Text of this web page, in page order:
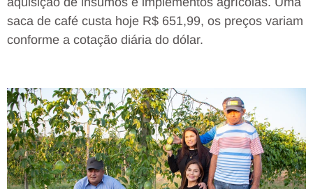
saca de café custa hoje R$ 651,99, os preços variam
conforme a cotação diária do dólar.